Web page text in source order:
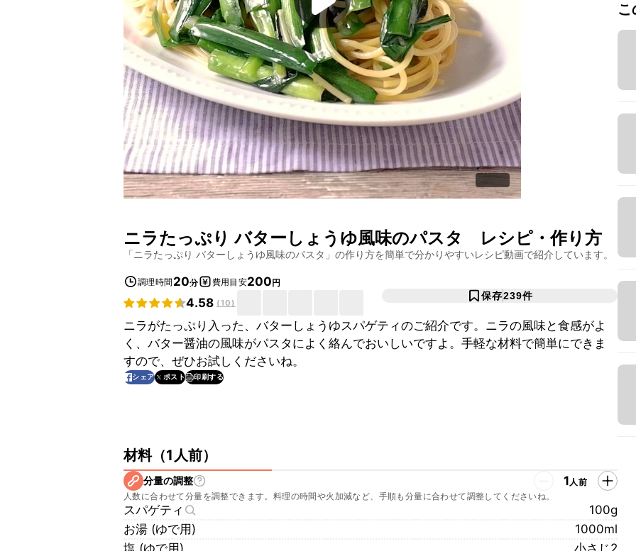
ニラたっぷり バターしょうゆ風味のパスタ レシピ・作り方
「ニラたっぷり バターしょうゆ風味のパスタ 」の作り方を簡単で分かりやすいレシピ動画で紹介しています。
調理時間 20分 費用目安200円
4.58 (10)
保存239件
ニラがたっぷり入った、バターしょうゆスパゲティのご紹介です。ニラの風味と食感がよ
く、バター醤油の風味がパスタによく絡んでおいしいですよ。手軽な材料で簡単にできま
すので、ぜひお試しくださいね。
シェア ポスト 印刷する
材料（1人前）
分量の調整 1人前
人数に合わせて分量を調整できます。料理の時間や火加減など、手順も分量に合わせて調整してくださいね。
スパゲティ
100g
お湯 (ゆで用)
1000ml
塩 (ゆで用)
小さじ2